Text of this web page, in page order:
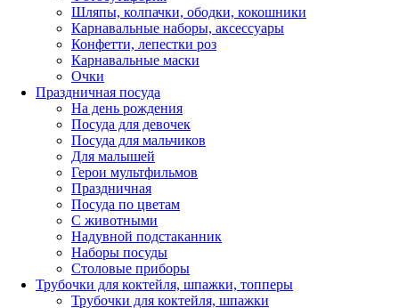
Шляпы, колпачки, ободки, кокошники
Карнавальные наборы, аксессуары
Конфетти, лепестки роз
Карнавальные маски
Очки
Праздничная посуда
На день рождения
Посуда для девочек
Посуда для мальчиков
Для малышей
Герои мультфильмов
Праздничная
Посуда по цветам
С животными
Надувной подстаканник
Наборы посуды
Столовые приборы
Трубочки для коктейля, шпажки, топперы
Трубочки для коктейля, шпажки